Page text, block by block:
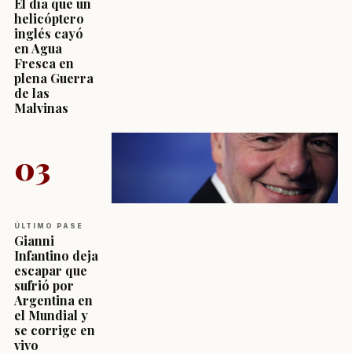
El día que un
helicóptero
inglés cayó
en Agua
Fresca en
plena Guerra
de las
Malvinas
03
ÚLTIMO PASE
Gianni
Infantino deja
escapar que
sufrió por
Argentina en
el Mundial y
se corrige en
vivo